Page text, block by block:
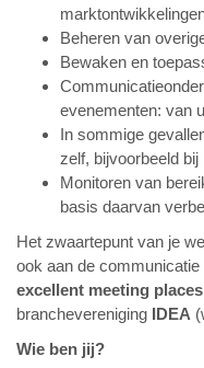
Beheren van
Bewaken en
evenementen: van
In sommige
zelf, bijvoorbeeld bij
Monitoren van
basis daarvan
Het zwaartepunt van je
ook aan de
excellent meeting places
branchevereniging IDEA
Wie ben jij?